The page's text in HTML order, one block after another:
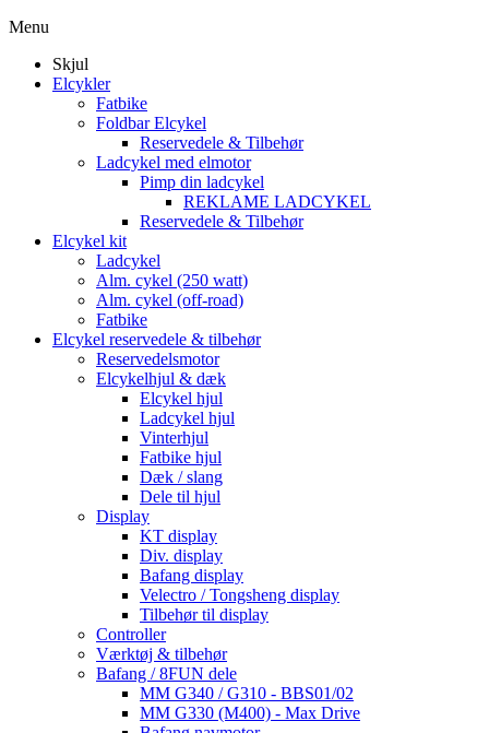
Menu
Skjul
Elcykler
Fatbike
Foldbar Elcykel
Reservedele & Tilbehør
Ladcykel med elmotor
Pimp din ladcykel
REKLAME LADCYKEL
Reservedele & Tilbehør
Elcykel kit
Ladcykel
Alm. cykel (250 watt)
Alm. cykel (off-road)
Fatbike
Elcykel reservedele & tilbehør
Reservedelsmotor
Elcykelhjul & dæk
Elcykel hjul
Ladcykel hjul
Vinterhjul
Fatbike hjul
Dæk / slang
Dele til hjul
Display
KT display
Div. display
Bafang display
Velectro / Tongsheng display
Tilbehør til display
Controller
Værktøj & tilbehør
Bafang / 8FUN dele
MM G340 / G310 - BBS01/02
MM G330 (M400) - Max Drive